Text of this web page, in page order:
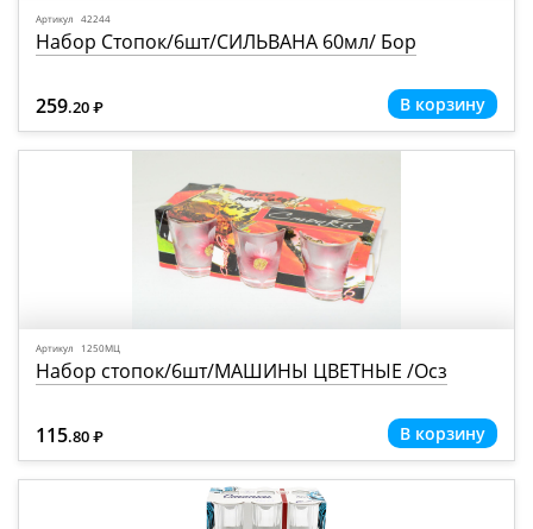
Артикул 42244
Набор Стопок/6шт/СИЛЬВАНА 60мл/ Бор
259.20 Р
=
Артикул 1250МЦ
Набор стопок/6шт/МАШИНЫ ЦВЕТНЫЕ /Осз
115.80 Р
=